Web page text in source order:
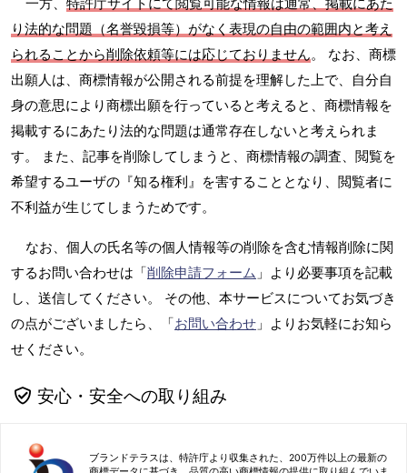
一方、 特許庁サイトにて閲覧可能な情報は通常、掲載にあた
り法的な問題（名誉毀損等）がなく表現の自由の範囲内と考え
られることから削除依頼等には応じておりません。 なお、商標
出願人は、商標情報が公開される前提を理解した上で、自分自
身の意思により商標出願を行っていると考えると、商標情報を
掲載するにあたり法的な問題は通常存在しないと考えられま
す。 また、記事を削除してしまうと、商標情報の調査、閲覧を
希望するユーザの『知る権利』を害することとなり、閲覧者に
不利益が生じてしまうためです。
なお、個人の氏名等の個人情報等の削除を含む情報削除に関
するお問い合わせは「削除申請フォーム 」より必要事項を記載
し、送信してください。 その他、本サービスについてお気づき
の点がございましたら、「お問い合わせ 」よりお気軽にお知ら
せください。
安心・安全への取り組み
ブランドテラスは、特許庁より収集された、200万件以上の最新の